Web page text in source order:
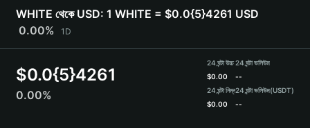
Português (Portugal)
Bahasa Indonesia
Español
WHITE থেকে USD: 1 WHITE = $0.0{5}4261 USD
0.00%
1D
$0.0{5}4261
0.00%
24 ঘন্টা উচ্চ
$0.00
24 ঘন্টা নিম্ন
$0.00
24 ঘন্টা ভলিউম
--
24 ঘন্টা ভলিউম(USDT)
--